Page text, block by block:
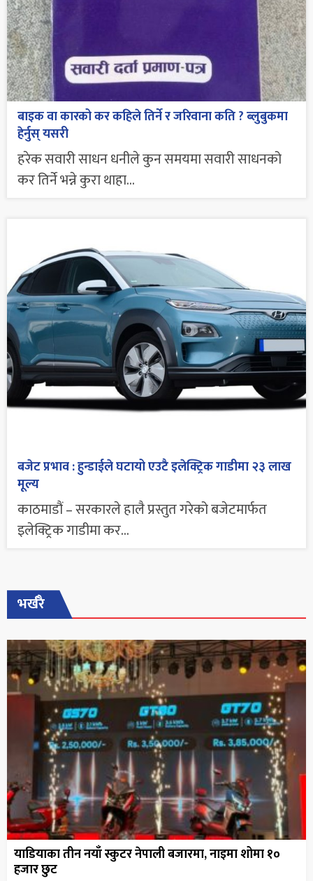
बाइक वा कारको कर कहिले तिर्ने र जरिवाना कति ? ब्लुबुकमा
हेर्नुस् यसरी
हरेक सवारी साधन धनीले कुन समयमा सवारी साधनको
कर तिर्ने भन्ने कुरा थाहा...
बजेट प्रभाव : हुन्डाईले घटायो एउटै इलेक्ट्रिक गाडीमा २३ लाख
मूल्य
काठमाडौं – सरकारले हालै प्रस्तुत गरेको बजेटमार्फत
इलेक्ट्रिक गाडीमा कर...
भर्खरै
याडियाका तीन नयाँ स्कुटर नेपाली बजारमा, नाइमा शोमा १०
हजार छुट